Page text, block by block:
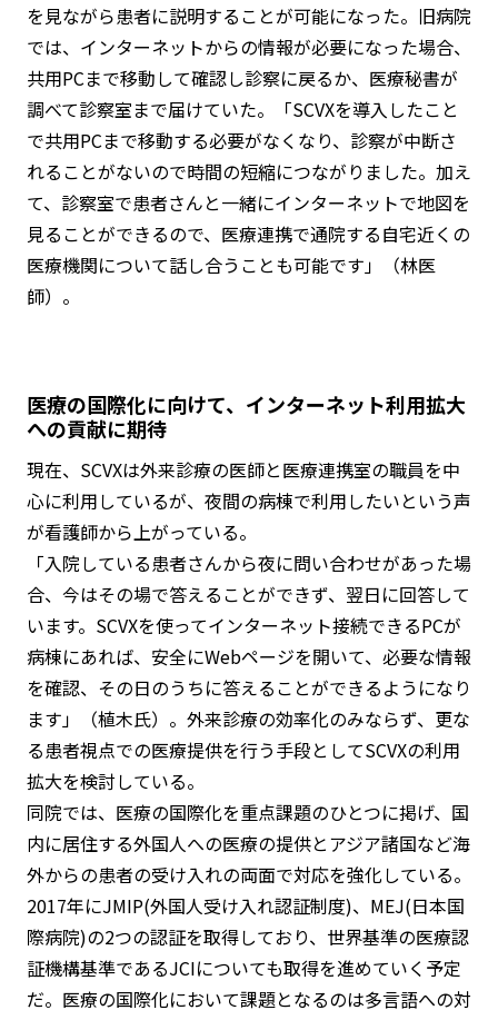
を見ながら患者に説明することが可能になった。旧病院
では、インターネットからの情報が必要になった場合、
共用PCまで移動して確認し診察に戻るか、医療秘書が
調べて診察室まで届けていた。「SCVXを導入したこと
で共用PCまで移動する必要がなくなり、診察が中断さ
れることがないので時間の短縮につながりました。加え
て、診察室で患者さんと一緒にインターネットで地図を
見ることができるので、医療連携で通院する自宅近くの
医療機関について話し合うことも可能です」（林医
師）。
医療の国際化に向けて、インターネット利用拡大
への貢献に期待
現在、SCVXは外来診療の医師と医療連携室の職員を中
心に利用しているが、夜間の病棟で利用したいという声
が看護師から上がっている。
「入院している患者さんから夜に問い合わせがあった場
合、今はその場で答えることができず、翌日に回答して
います。SCVXを使ってインターネット接続できるPCが
病棟にあれば、安全にWebページを開いて、必要な情報
を確認、その日のうちに答えることができるようになり
ます」（植木氏）。外来診療の効率化のみならず、更な
る患者視点での医療提供を行う手段としてSCVXの利用
拡大を検討している。
同院では、医療の国際化を重点課題のひとつに掲げ、国
内に居住する外国人への医療の提供とアジア諸国など海
外からの患者の受け入れの両面で対応を強化している。
2017年にJMIP(外国人受け入れ認証制度)、MEJ(日本国
際病院)の2つの認証を取得しており、世界基準の医療認
証機構基準であるJCIについても取得を進めていく予定
だ。医療の国際化において課題となるのは多言語への対